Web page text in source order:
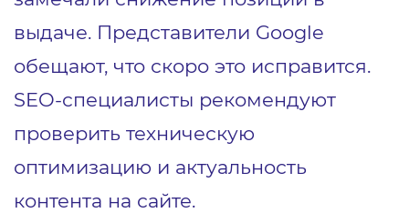
выдаче. Представители Google
обещают, что скоро это исправится.
SEO-специалисты рекомендуют
проверить техническую
оптимизацию и актуальность
контента на сайте.